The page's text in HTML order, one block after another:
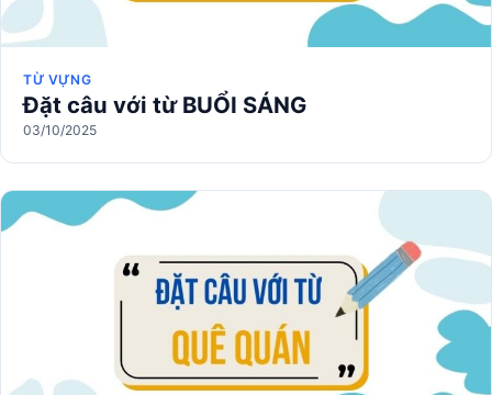
TỪ VỰNG
Đặt câu với từ BUỔI SÁNG
03/10/2025